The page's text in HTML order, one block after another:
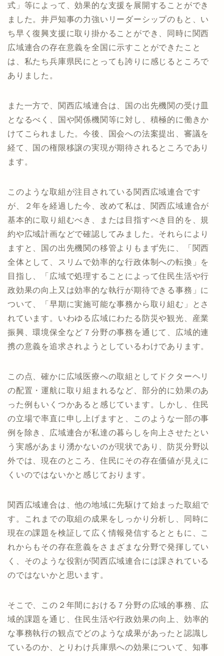
式」等によって、効果的な支援を展開することができ
ました。井戸知事の力強いリーダーシップのもと、い
ち早く復興支援に取り掛かることができ、同時に関西
広域連合の存在意義を全国に示すことができたこと
は、私たち兵庫県民にとっても誇りに感じるところで
ありました。
また一方で、関西広域連合は、国の出先機関の受け皿
となるべく、国や関係機関等に対し、積極的に働きか
けてこられました。今後、国会への法案提出、審議を
経て、国の権限移譲の実現が期待されるところであり
ます。
このような取組が注目されている関西広域連合です
が、２年を経過した今、改めて私は、関西広域連合が
基本的に取り組むべき、または目指すべき目的を、規
約や広域計画などで確認してみました。それらにより
ますと、国の出先機関の移管よりもまず先に、「関西
全体として、スリムで効率的な行政体制への転換」を
目指し、「広域で処理することによって住民生活や行
政効果の向上又は効率的な執行が期待できる事務」に
ついて、「早期に実施可能な事務から取り組む」とさ
れています。いわゆる広域にわたる防災や観光、産業
振興、環境保全など７分野の事務を通じて、広域的連
携の意義を追求されようとしているわけであります。
この点、確かに広域医療への取組としてドクターヘリ
の配置・運航に取り組まれるなど、部分的に効果のあ
った例もいくつかあると感じています。しかし、住民
の立場で率直に申し上げますと、このような一部の事
例を除き、広域連合が私達の暮らしを向上させたとい
う実感があまり湧かないのが現状であり、防災分野以
外では、現在のところ、住民にその存在価値が見えに
くいのではないかと感じております。
関西広域連合は、他の地域に先駆けて始まった取組で
す。これまでの取組の成果をしっかり分析し、同時に
現在の課題を検証して広く情報発信するとともに、こ
れからもその存在意義をさまざまな分野で発揮してい
く、そのような役割が関西広域連合には課されている
のではないかと思います。
そこで、この２年間における７分野の広域的事務、広
域的課題を通じ、住民生活や行政効果の向上、効率的
な事務執行の観点でどのような成果があったと認識し
ているのか、とりわけ兵庫県への効果について、知事